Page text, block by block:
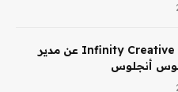
تبحث وكالة Infinity Creative عن مدير
أنجلوس